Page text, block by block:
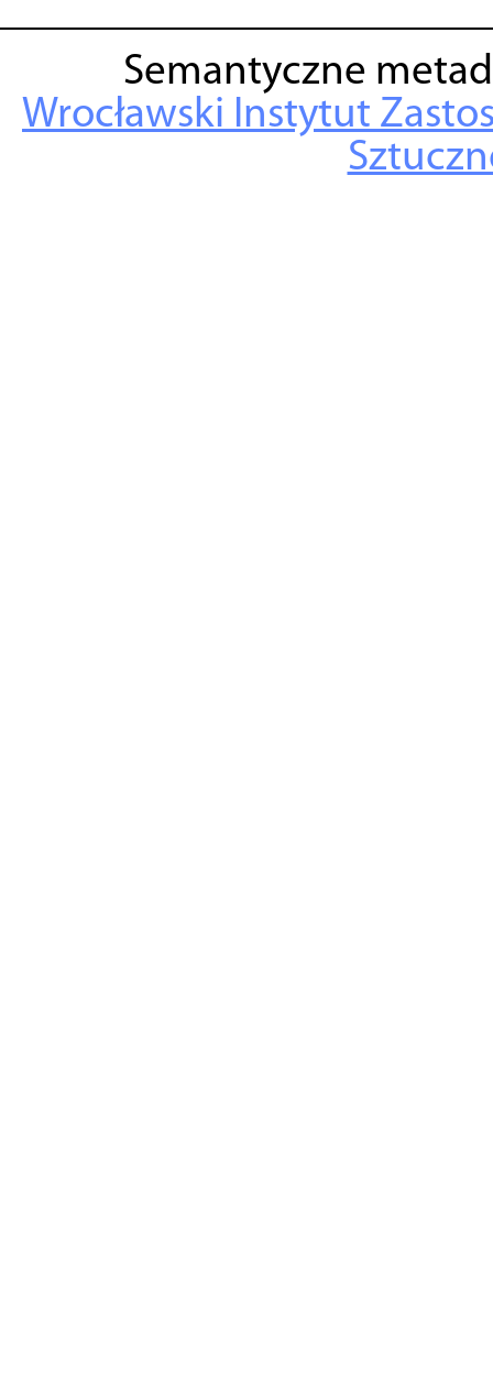
Semantyczne
Wrocławski Instytut